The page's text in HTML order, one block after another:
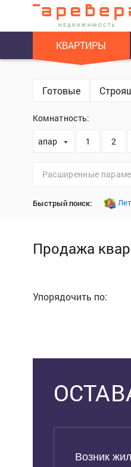
КВАРТИРЫ
Готовые
Комнатность:
апартаменты1 2
Расширенные
Быстрый поиск:
Продажа
Упорядочить по:
Возник